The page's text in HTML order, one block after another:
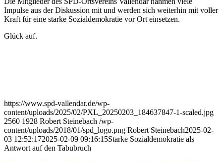
Impulse aus der Diskussion mit und werden sich weiterhin mit voller
Kraft für eine starke Sozialdemokratie vor Ort einsetzen.
Glück auf.
https://www.spd-vallendar.de/wp-
content/uploads/2025/02/PXL_20250203_184637847-1-scaled.jpg
2560 1928 Robert Steinebach /wp-
content/uploads/2018/01/spd_logo.png Robert Steinebach2025-02-
03 12:52:172025-02-09 09:16:15Starke Sozialdemokratie als
Antwort auf den Tabubruch